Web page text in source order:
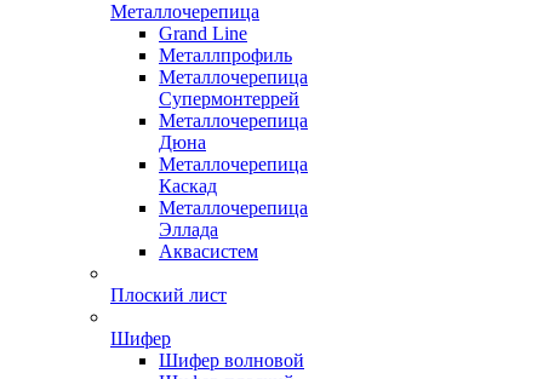
Металлочерепица
Grand Line
Металлпрофиль
Металлочерепица
Супермонтеррей
Металлочерепица
Дюна
Металлочерепица
Каскад
Металлочерепица
Эллада
Аквасистем
Плоский лист
Шифер
Шифер волновой